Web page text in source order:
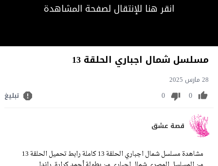
انقر هنا للإنتقال لصفحة المشاهدة
مسلسل شمال اجباري الحلقة 13
28 مارس 2025
0
0 تبليغ
قصة عشق
مشاهدة مسلسل شمال اجباري الحلقة 13 كاملة رابط تحميل الحلقة 13